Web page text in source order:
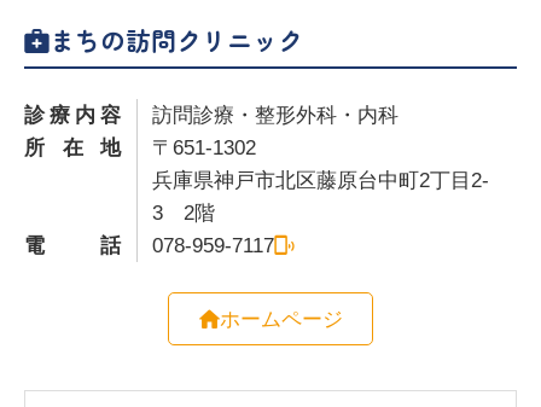
まちの訪問クリニック
診療内容
訪問診療・整形外科・内科
所在地
〒651-1302
兵庫県神戸市北区藤原台中町2丁目2-
3 2階
電話
078-959-7117
ホームページ